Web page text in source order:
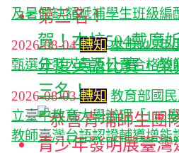
賀！本校504戴廣
年度英語比賽，
三名！
及暑假缺額遞補學生班級編
2026-08-04轉知 本市115年
甄選分發人員及公費合格教
2026-08-03轉知 教育部國
立臺中教育大學辦理「115
教師臺灣台語認證輔導增能